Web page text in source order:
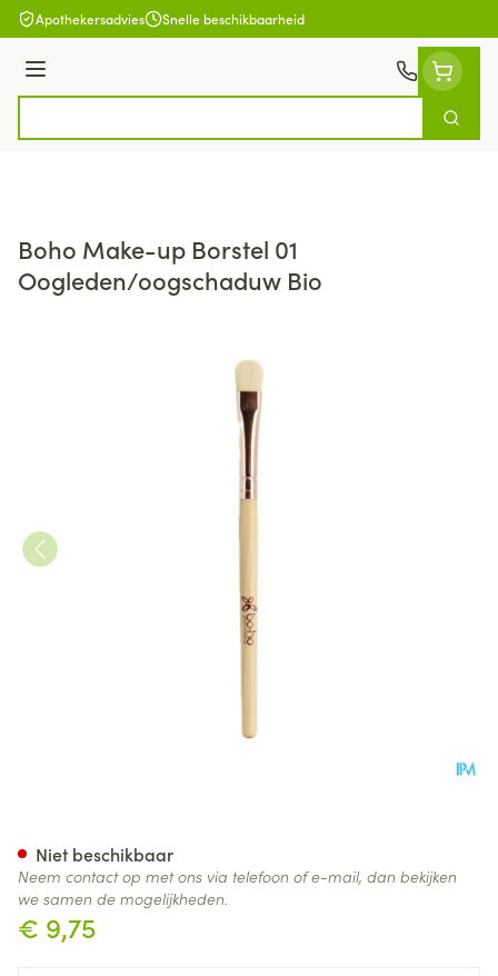
Ga naar de inhoud
Apothekersadvies Snelle beschikbaarheid
Menu
Zoek
Boho Make-up Borstel 01
Oogleden/oogschaduw Bio
€ 9,75
Niet beschikbaar
Neem contact op met ons via telefoon of e-mail, dan bekijken
we samen de mogelijkheden.